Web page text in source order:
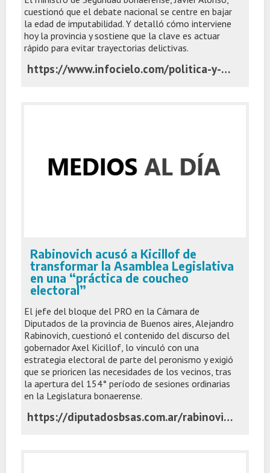
cuestionó que el debate nacional se centre en bajar
la edad de imputabilidad. Y detalló cómo interviene
hoy la provincia y sostiene que la clave es actuar
rápido para evitar trayectorias delictivas.
https://www.infocielo.com/politica-y-economia/ley-penal-juvenil-para-la-provincia-discutir-solo-la-edad-de-imputabilidad-es-un-error
Rabinovich acusó a Kicillof de
transformar la Asamblea Legislativa
en una “práctica de coucheo
electoral”
El jefe del bloque del PRO en la Cámara de
Diputados de la provincia de Buenos aires, Alejandro
Rabinovich, cuestionó el contenido del discurso del
gobernador Axel Kicillof, lo vinculó con una
estrategia electoral de parte del peronismo y exigió
que se prioricen las necesidades de los vecinos, tras
la apertura del 154° período de sesiones ordinarias
en la Legislatura bonaerense.
https://diputadosbsas.com.ar/rabinovich-kicillof-asamblea-legislativa/